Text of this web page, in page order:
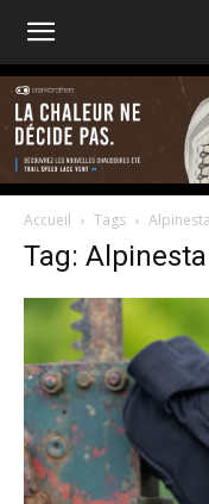
Accueil Tags
Tag: